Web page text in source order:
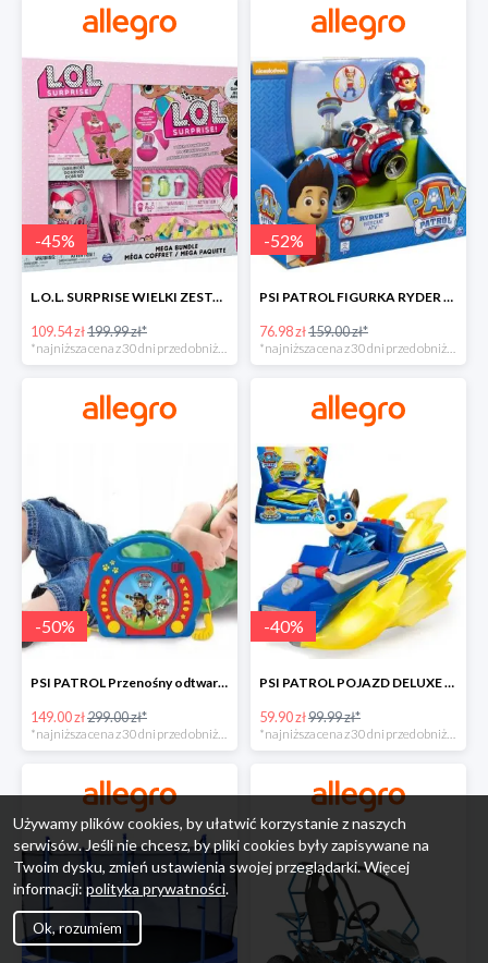
-45%
L.O.L. SURPRISE WIELKI ZESTAW NIESPODZIANKA 4 GRY -45%
109.54 zł199.99 zł*
-52%
PSI PATROL FIGURKA RYDER + QUAD POJAZD RATUNKOWY -51%
76.98 zł159.00 zł*
-50%
PSI PATROL Przenośny odtwarzacz CD Karaoke PAW -50%
149.00 zł299.00 zł*
*najniższa cena z 30 dni przed obniżką
-40%
PSI PATROL POJAZD DELUXE FIGURKA CHASE MIGHTY PUPS -40%
59.90 zł99.99 zł*
*najniższa cena z 30 dni przed obniżką
Używamy plików cookies, by ułatwić korzystanie z naszych
serwisów. Jeśli nie chcesz, by pliki cookies były zapisywane na
Twoim dysku, zmień ustawienia swojej przeglądarki. Więcej
informacji: polityka prywatności.
Ok, rozumiem